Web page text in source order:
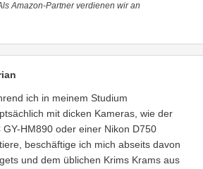
Amazon-Partner verdienen wir an
ich in meinem Studium
mit dicken Kameras, wie der
GY-HM890 oder einer Nikon D750
beschäftige ich mich abseits davon
und dem üblichen Krims Krams aus